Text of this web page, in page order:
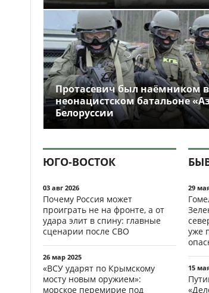
Протасевич был наёмником в
неонацистском батальоне
Белоруссии
ЮГО-ВОСТОК
03 авг 2026
Почему Россия может
проиграть не на фронте, а от
удара элит в спину: главные
сценарии после СВО
26 мар 2025
«ВСУ ударят по Крымскому
мосту новым оружием»:
морское перемирие под
29
уже
15